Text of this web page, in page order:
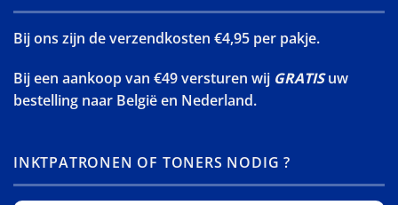
Bij ons zijn de verzendkosten €4,95 per pakje.
Bij een aankoop van €49 versturen wij GRATISuw
bestelling naar België en Nederland.
INKTPATRONEN OF TONERS NODIG ?